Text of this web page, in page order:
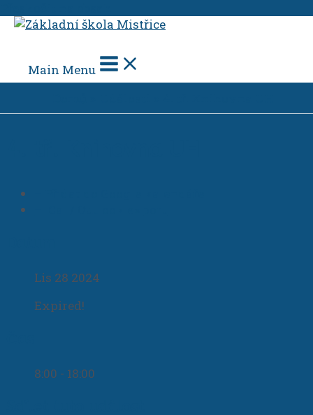
Main Menu
Lis 28 2024
Expired!
8:00 - 18:00